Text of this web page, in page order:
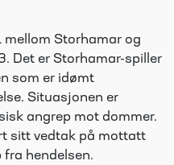
mellom Storhamar og
Det er Storhamar-spiller
som er idømt
Situasjonen er
angrep mot dommer.
sitt vedtak på mottatt
fra hendelsen.